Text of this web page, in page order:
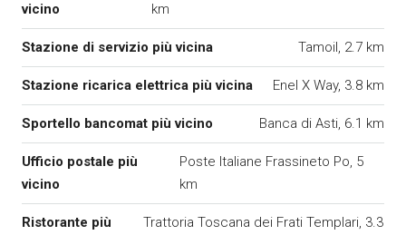
vicino
km
Stazione di servizio più vicina Tamoil, 2.7 km
Stazione ricarica elettrica più vicina Enel X Way, 3.8 km
Sportello bancomat più vicino Banca di Asti, 6.1 km
Ufficio postale più
vicino
Poste Italiane Frassineto Po, 5
km
Ristorante più
Trattoria Toscana dei Frati Templari, 3.3